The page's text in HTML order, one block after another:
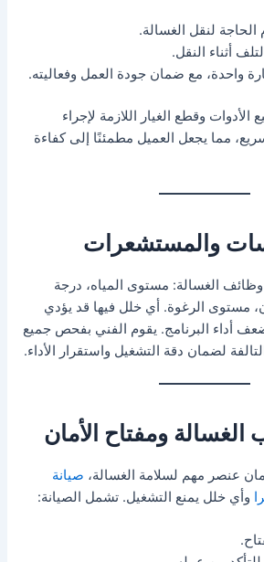
الحاجة لنقل الغسالة.
أثناء النقل.
واحدة، مع ضمان جودة العمل وفعاليته.
وقطع الغيار اللازمة لإجراء
مما يجعل العميل مطمئنًا إلى كفاءة
والمستشعرات
الغسالة: مستوى المياه، درجة
مستوى الرغوة. أي خلل فيها قد يؤدي
أداء البرنامج. يقوم الفني بفحص جميع
لضمان دقة التشغيل واستقرار الأداء.
ومفتاح الأمان
عنصر مهم لسلامة الغسالة، صيانة
وأي خلل يمنع التشغيل. تشمل الصيانة: